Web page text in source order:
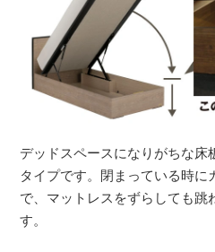
デッドスペースになりがちな床
タイプです。閉まっている時に
で、マットレスをずらしても跳
す。